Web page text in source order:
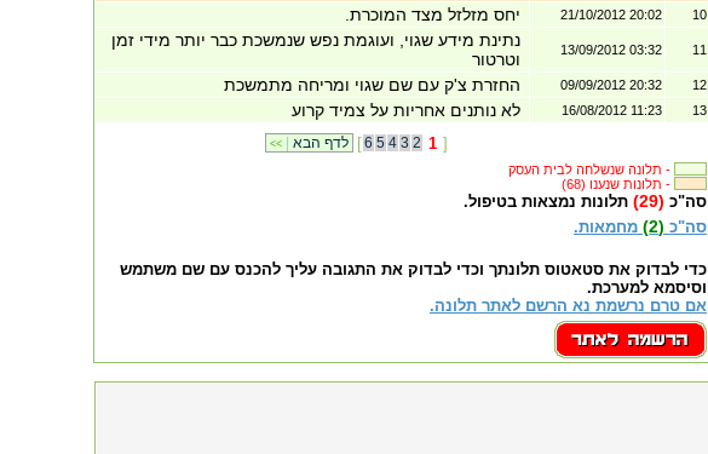
יחס מזלזל מצד המוכרת. 21/10/2012 20:02 10
נתינת מידע שגוי, ועוגמת נפש שנמשכת כבר יותר מידי זמן
וטרטור
13/09/2012 03:32 11
החזרת צ'ק עם שם שגוי ומריחה מתמשכת 09/09/2012 20:32 12
לא נותנים אחריות על צמיד קרוע 16/08/2012 11:23 13
<< [6 5 4 3 2 1 ]
תלונה שנשלחה לבית העסק -
(68) תלונות שנענו -
סה"כ (29)
תלונות נמצאות בטיפול.
סה"כ (2) מחמאות.
כדי לבדוק את סטאטוס תלונתך וכדי לבדוק את התגובה עליך להכנס עם שם משתמש
וסיסמא למערכת.
אם טרם נרשמת נא הרשם לאתר תלונה.